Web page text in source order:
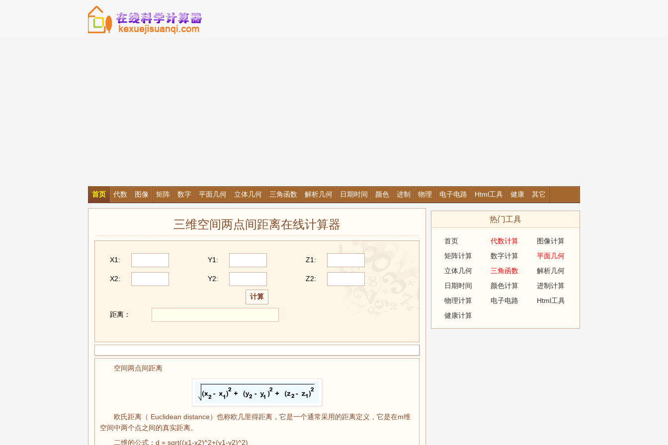
首页 代数 图像 矩阵 数字 平面几何 立体几何 三角函数 解析几何 日期时间 颜色 进制 物理 电子电路 Html工具 健康 其它
三维空间两点间距离在线计算器
X1: Y1: Z1:
X2: Y2: Z2:
距离：
空间两点间距离
欧氏距离（ Euclidean distance）也称欧几里得距离，它是一个通常采用的距离定义，它是在m维
空间中两个点之间的真实距离。
二维的公式：d = sqrt((x1-x2)^2+(y1-y2)^2)
热门工具
首页 代数计算
图像计算
矩阵计算
数字计算
平面几何
立体几何
三角函数
解析几何
日期时间
颜色计算
进制计算
物理计算
电子电路
Html工具
健康计算